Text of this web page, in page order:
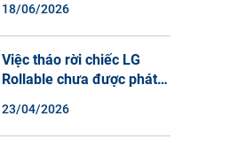
18/06/2026
Việc tháo rời chiếc LG
Rollable chưa được phát
sao điện thoại màn hình
cuộn không phải là một xu
23/04/2026